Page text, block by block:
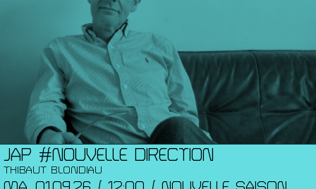
JAP #NOUVELLE DIRECTION
THIBAUT BLONDIAU